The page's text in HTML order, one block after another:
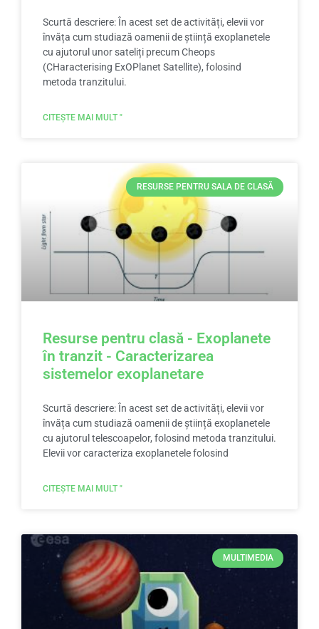
Scurtă descriere: În acest set de activități, elevii vor
învăța cum studiază oamenii de știință exoplanetele
cu ajutorul unor sateliți precum Cheops
(CHaracterising ExOPlanet Satellite), folosind
metoda tranzitului.
CITEȘTE MAI MULT "
RESURSE PENTRU SALA DE CLASĂ
Resurse pentru clasă - Exoplanete
în tranzit - Caracterizarea
sistemelor exoplanetare
Scurtă descriere: În acest set de activități, elevii vor
învăța cum studiază oamenii de știință exoplanetele
cu ajutorul telescoapelor, folosind metoda tranzitului.
Elevii vor caracteriza exoplanetele folosind
CITEȘTE MAI MULT "
MULTIMEDIA